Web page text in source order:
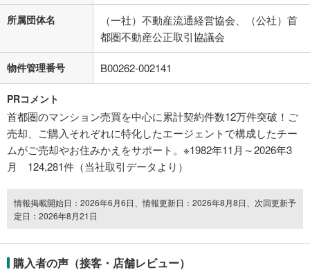
所属団体名
（一社）不動産流通経営協会、（公社）首
都圏不動産公正取引協議会
物件管理番号 B00262-002141
PRコメント
首都圏のマンション売買を中心に累計契約件数12万件突破！ご
売却、ご購入それぞれに特化したエージェントで構成したチー
ムがご売却やお住みかえをサポート。※1982年11月～2026年3
月 124,281件（当社取引データより）
情報掲載開始日：2026年6月6日、情報更新日：2026年8月8日、次回更新予
定日：2026年8月21日
購入者の声（接客・店舗レビュー）